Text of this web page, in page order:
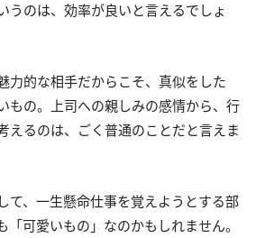
うのは、効率が良いと言えるでしょ
力的な相手だからこそ、真似をした
もの。上司への親しみの感情から、行
えるのは、ごく普通のことだと言えま
て、一生懸命仕事を覚えようとする部
「可愛いもの」なのかもしれません。